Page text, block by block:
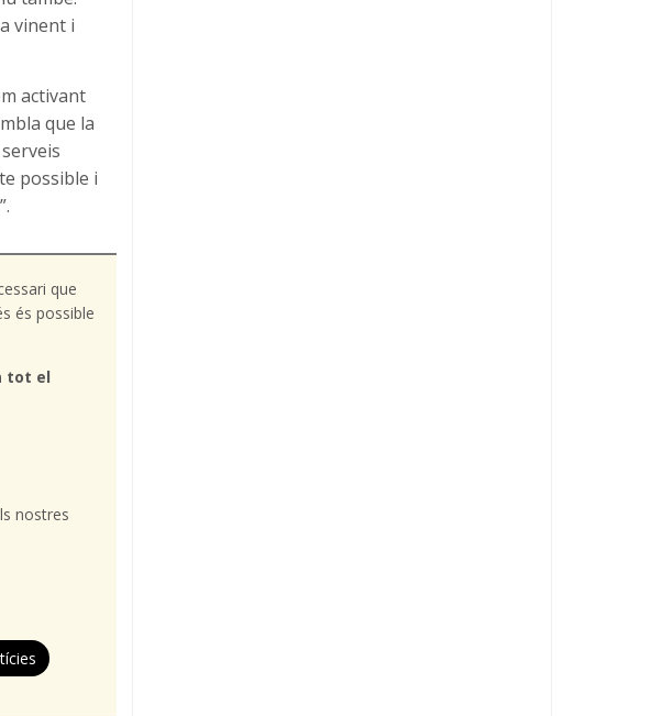
vinent i
activant
que la
possible i
que
és possible
tot el
nostres